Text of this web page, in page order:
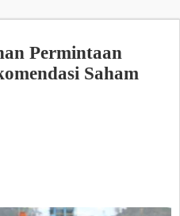
Permintaan
Saham